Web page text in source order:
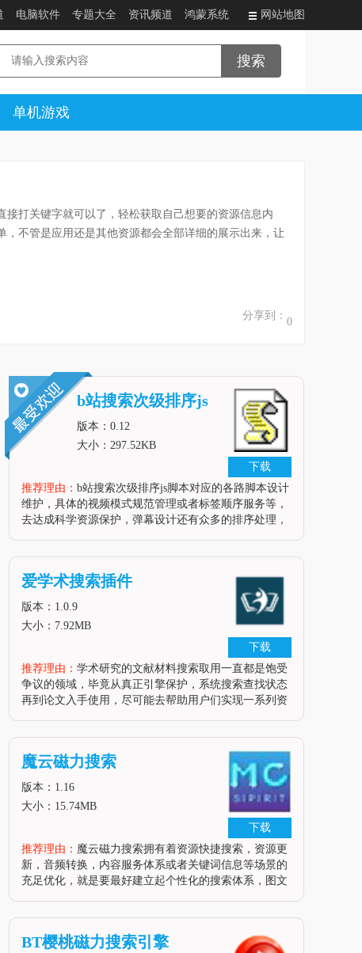
电脑软件 专题大全 资讯频道 鸿蒙系统 网站地图
单机游戏
打关键字就可以了，轻松获取自己想要的资源信息内
不管是应用还是其他资源都会全部详细的展示出来，让
分享到：
0
下载
b站搜索次级排序js
脚本
版本：0.12
大小：297.52KB
推荐理由： b站搜索次级排序js脚本对应的各路脚本设计
维护，具体的视频模式规范管理或者标签顺序服务等，
去达成科学资源保护，弹幕设计还有众多的排序处理，
成效等更胜一筹。性能申明在搜刮视频时，可以对搜刮
成果开启二次排序。开辟申明b站本身的排序，只需你
不选综合排序，那搜刮成果
下载
爱学术搜索插件
版本：1.0.9
大小：7.92MB
推荐理由： 学术研究的文献材料搜索取用一直都是饱受
争议的领域，毕竟从真正引擎保护，系统搜索查找状态
再到论文入手使用，尽可能去帮助用户们实现一系列资
文献材料设置等，推荐爱学术搜索插件去维持正常的学
术应用优化进度。开辟布景对同学、学术研讨人员来
讲，在进修任务，特别是撰写论文的进程中，必定会需
求查阅文献材料。传统的搜刮引
下载
魔云磁力搜索
版本：1.16
大小：15.74MB
推荐理由： 魔云磁力搜索拥有着资源快捷搜索，资源更
新，音频转换，内容服务体系或者关键词信息等场景的
充足优化，就是要最好建立起个性化的搜索体系，图文
磁力云盘的无限存储空间，可为您存储大量的影视资
BT樱桃磁力搜索引擎